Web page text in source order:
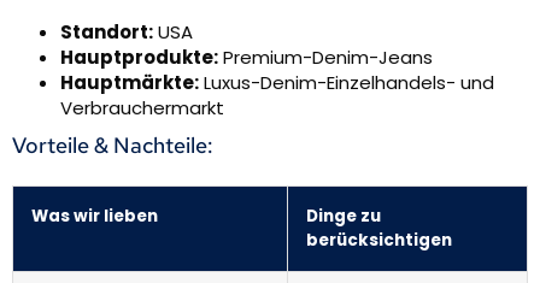
Standort:USA
Hauptprodukte:Premium-Denim-Jeans
Hauptmärkte:Luxus-Denim-Einzelhandels- und
Verbrauchermarkt
Vorteile & Nachteile:
Was wir lieben
Dinge zu
berücksichtigen